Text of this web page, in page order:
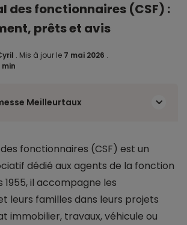
des fonctionnaires (CSF) :
prêts et avis
. Mis à jour le 7 mai 2026 .
min
Meilleurtaux
fonctionnaires (CSF) est un
dédié aux agents de la fonction
1955, il accompagne les
leurs familles dans leurs projets
immobilier, travaux, véhicule ou